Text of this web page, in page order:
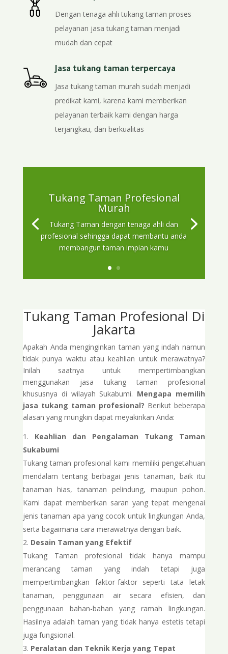
Dengan tenaga ahli tukang taman proses
pelayanan jasa tukang taman menjadi
mudah dan cepat
Jasa tukang taman terpercaya
Jasa tukang taman murah sudah menjadi
predikat kami, karena kami memberikan
pelayanan terbaik kami dengan harga
terjangkau, dan berkualitas
Tukang Taman Profesional
Murah
Tukang Taman dengan tenaga ahli dan
profesional sehingga dapat membantu anda
membangun taman impian kamu
Tukang Taman Profesional Di
Jakarta
Apakah Anda menginginkan taman yang indah namun
tidak punya waktu atau keahlian untuk merawatnya?
Inilah saatnya untuk mempertimbangkan
menggunakan jasa tukang taman profesional
khususnya di wilayah Sukabumi. Mengapa memilih
jasa tukang taman profesional? Berikut beberapa
alasan yang mungkin dapat meyakinkan Anda:
Keahlian dan Pengalaman Tukang Taman
Sukabumi
Tukang taman profesional kami memiliki pengetahuan
mendalam tentang berbagai jenis tanaman, baik itu
tanaman hias, tanaman pelindung, maupun pohon.
Kami dapat memberikan saran yang tepat mengenai
jenis tanaman apa yang cocok untuk lingkungan Anda,
serta bagaimana cara merawatnya dengan baik.
Desain Taman yang Efektif
Tukang Taman profesional tidak hanya mampu
merancang taman yang indah tetapi juga
mempertimbangkan faktor-faktor seperti tata letak
tanaman, penggunaan air secara efisien, dan
penggunaan bahan-bahan yang ramah lingkungan.
Hasilnya adalah taman yang tidak hanya estetis tetapi
juga fungsional.
Peralatan dan Teknik Kerja yang Tepat